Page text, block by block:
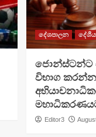
දේශපාලන
ජොන්ස්ටන්ට
විභාග කරන්න
Editor3